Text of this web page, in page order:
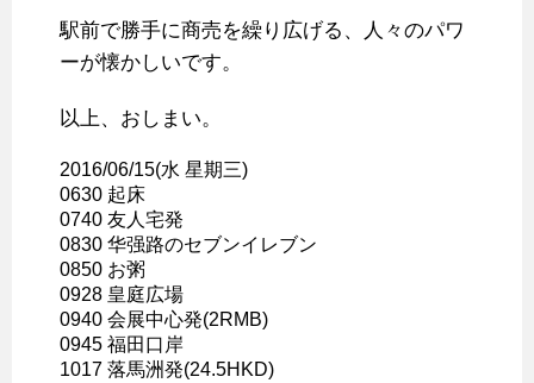
駅前で勝手に商売を繰り広げる、人々のパワ
ーが懐かしいです。
以上、おしまい。
2016/06/15(水 星期三)
0630 起床
0740 友人宅発
0830 华强路のセブンイレブン
0850 お粥
0928 皇庭広場
0940 会展中心発(2RMB)
0945 福田口岸
1017 落馬洲発(24.5HKD)